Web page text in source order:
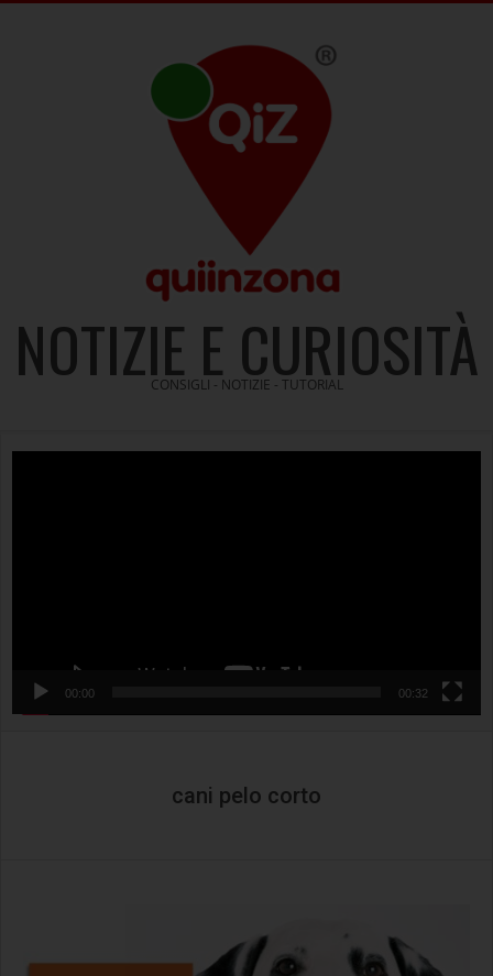
NOTIZIE E CURIOSITÀ
CONSIGLI - NOTIZIE - TUTORIAL
00:00 00:32
cani pelo corto